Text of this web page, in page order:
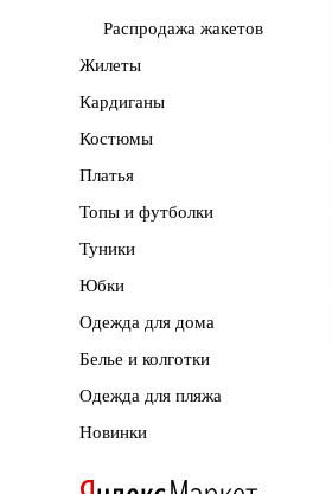
Распродажа жакетов
Жилеты
Кардиганы
Костюмы
Платья
Топы и футболки
Туники
Юбки
Одежда для дома
Белье и колготки
Одежда для пляжа
Новинки